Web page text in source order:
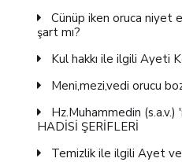
Cünüp iken oruca niyet
şart mı?
Kul hakkı ile ilgili Ayeti
Meni,mezi,vedi orucu
Hz.Muhammedin
HADİSİ ŞERİFLERİ
Temizlik ile ilgili Ayet